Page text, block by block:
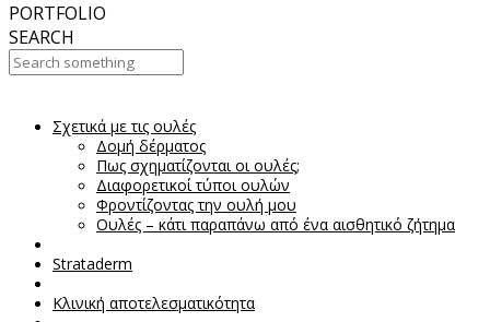
PORTFOLIO
SEARCH
Your Cart Is Empty!
Σχετικά με τις ουλές
Δομή δέρματος
Πως σχηματίζονται οι ουλές;
Διαφορετικοί τύποι ουλών
Φροντίζοντας την ουλή μου
Ουλές – κάτι παραπάνω από ένα αισθητικό ζήτημα
Strataderm
Κλινική αποτελεσματικότητα